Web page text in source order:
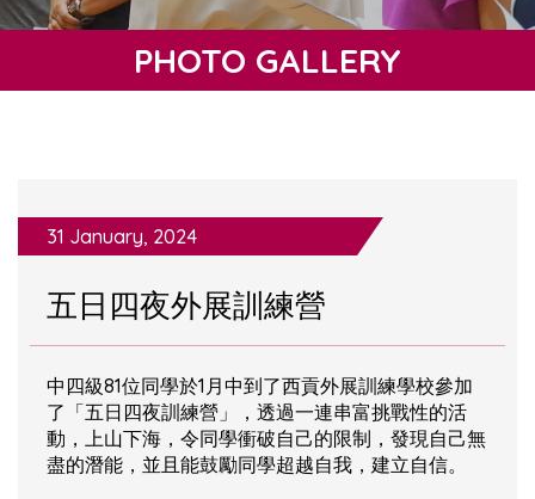
PHOTO GALLERY
31 January, 2024
五日四夜外展訓練營
中四級81位同學於1月中到了西貢外展訓練學校參加
了「五日四夜訓練營」，透過一連串富挑戰性的活
動，上山下海，令同學衝破自己的限制，發現自己無
盡的潛能，並且能鼓勵同學超越自我，建立自信。